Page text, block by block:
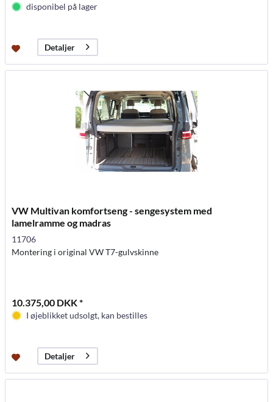
disponibel på lager
Detaljer
VW Multivan komfortseng - sengesystem med
lamelramme og madras
11706
Montering i original VW T7-gulvskinne
10.375,00 DKK *
I øjeblikket udsolgt, kan bestilles
Detaljer